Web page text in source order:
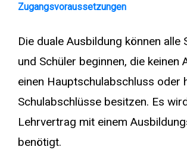
Zugangsvoraussetzungen
Die duale Ausbildung können alle
und Schüler beginnen, die keinen
einen Hauptschulabschluss oder
Schulabschlüsse besitzen. Es
Lehrvertrag mit einem
benötigt.